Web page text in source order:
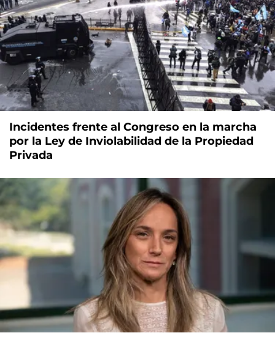
Incidentes frente al Congreso en la marcha
por la Ley de Inviolabilidad de la Propiedad
Privada